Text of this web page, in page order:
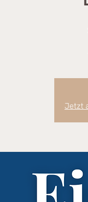
Jetzt